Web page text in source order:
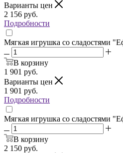
Варианты цен
2 156 руб.
Подробности
Мягкая игрушка со сладостями
В корзину
1 901 руб.
Варианты цен
1 901 руб.
Подробности
Мягкая игрушка со сладостями
В корзину
2 150 руб.